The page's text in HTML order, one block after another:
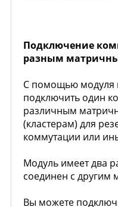
Подключение
разным
С помощью модуля
подключить один
различным
(кластерам) для
коммутации или
Модуль имеет два
соединен с
Вы можете